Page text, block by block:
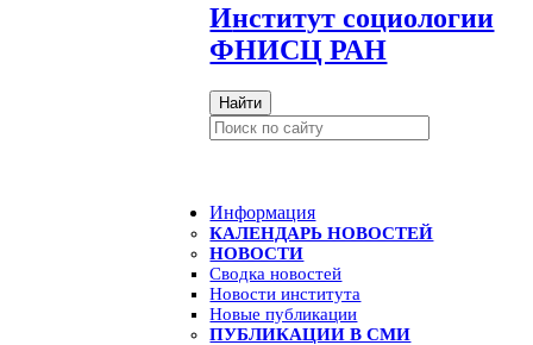
Институт социологии
ФНИСЦ РАН
Найти
Информация
КАЛЕНДАРЬ НОВОСТЕЙ
НОВОСТИ
Сводка новостей
Новости института
Новые публикации
ПУБЛИКАЦИИ В СМИ